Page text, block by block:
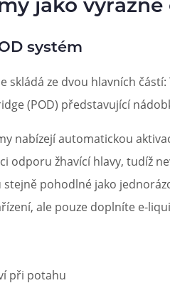
jako
systém
skládá ze dvou hlavních
(POD) představující
nabízejí automatickou
odporu žhavící hlavy, tudíž
pohodlné jako
ale pouze doplníte e-
při potahu